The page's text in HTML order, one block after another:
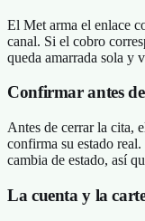
El Met arma el enlace
canal. Si el cobro
queda amarrada sola y
Confirmar antes
Antes de cerrar la cita,
confirma su estado
cambia de estado, así
La cuenta y la